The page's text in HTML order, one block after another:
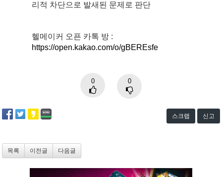
리적 차단으로 발새된 문제로 판단
헬메이커 오픈 카톡 방 :
https://open.kakao.com/o/gBEREsfe
0 0
스크랩 신고
목록 이전글 다음글